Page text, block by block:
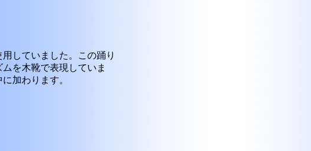
していました。この踊り
を木靴で表現していま
加わります。